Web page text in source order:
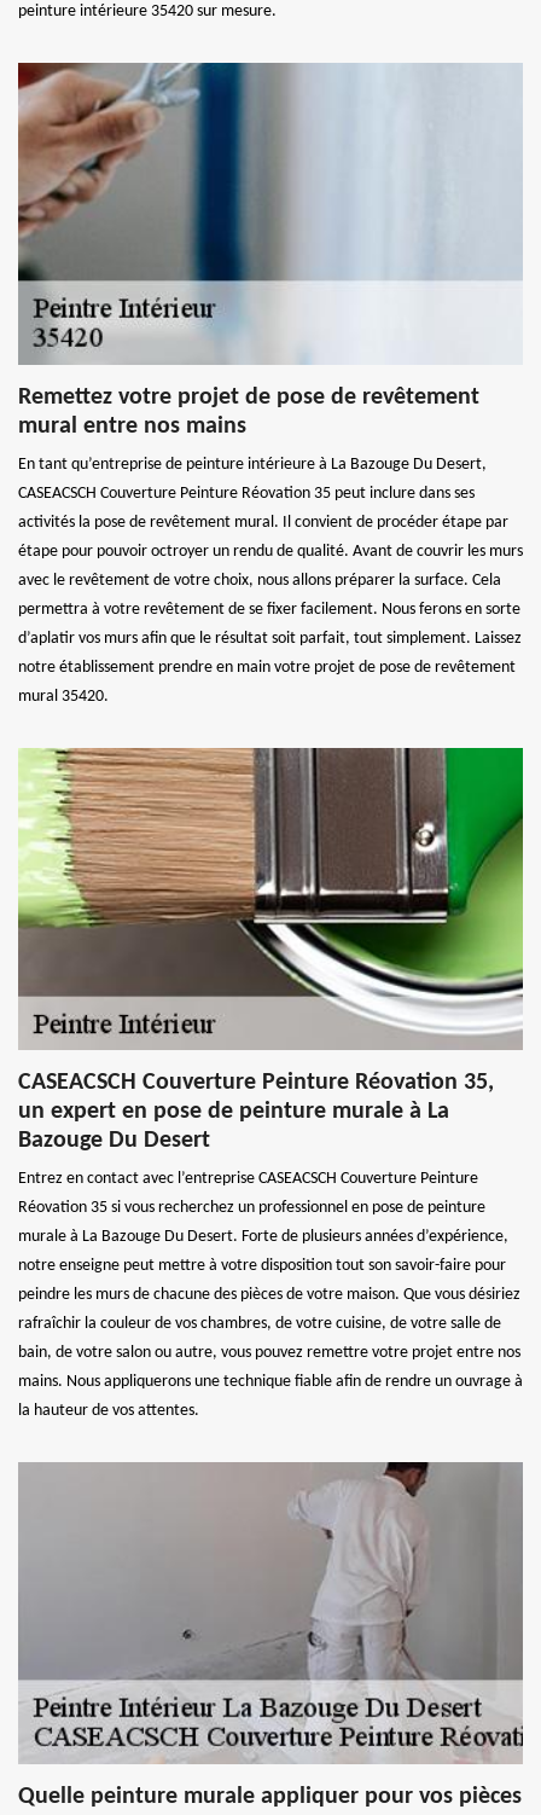
peinture intérieure 35420 sur mesure.
Remettez votre projet de pose de revêtement
mural entre nos mains
En tant qu’entreprise de peinture intérieure à La Bazouge Du Desert,
CASEACSCH Couverture Peinture Réovation 35 peut inclure dans ses
activités la pose de revêtement mural. Il convient de procéder étape par
étape pour pouvoir octroyer un rendu de qualité. Avant de couvrir les murs
avec le revêtement de votre choix, nous allons préparer la surface. Cela
permettra à votre revêtement de se fixer facilement. Nous ferons en sorte
d’aplatir vos murs afin que le résultat soit parfait, tout simplement. Laissez
notre établissement prendre en main votre projet de pose de revêtement
mural 35420.
CASEACSCH Couverture Peinture Réovation 35,
un expert en pose de peinture murale à La
Bazouge Du Desert
Entrez en contact avec l’entreprise CASEACSCH Couverture Peinture
Réovation 35 si vous recherchez un professionnel en pose de peinture
murale à La Bazouge Du Desert. Forte de plusieurs années d’expérience,
notre enseigne peut mettre à votre disposition tout son savoir-faire pour
peindre les murs de chacune des pièces de votre maison. Que vous désiriez
rafraîchir la couleur de vos chambres, de votre cuisine, de votre salle de
bain, de votre salon ou autre, vous pouvez remettre votre projet entre nos
mains. Nous appliquerons une technique fiable afin de rendre un ouvrage à
la hauteur de vos attentes.
Quelle peinture murale appliquer pour vos pièces